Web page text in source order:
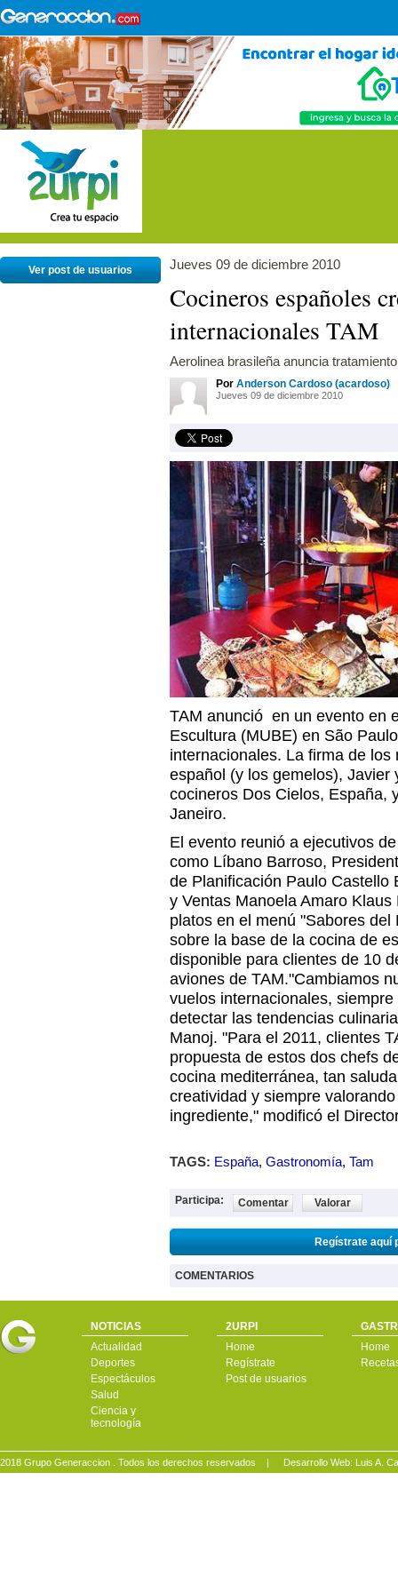
Ver post de usuarios Jueves 09 de diciembre 2010
Cocineros españoles
internacionales TAM
Aerolinea brasileña anuncia
Por Anderson Cardoso (acardoso)
Jueves 09 de diciembre 2010
TAM anunció en un evento en
Escultura (MUBE) en São
internacionales. La firma de
español (y los gemelos), Javier
cocineros Dos Cielos, España,
Janeiro.
El evento reunió a ejecutivos
como Líbano Barroso,
de Planificación Paulo Castello
y Ventas Manoela Amaro
platos en el menú "Sabores
sobre la base de la cocina de
disponible para clientes de 10
aviones de TAM."Cambiamos
vuelos internacionales,
detectar las tendencias
Manoj. "Para el 2011, clientes
propuesta de estos dos chefs
cocina mediterránea, tan
creatividad y siempre
ingrediente," modificó el
TAGS: España, Gastronomía, Tam
Participa: Comentar Valorar
Regístrate aquí
COMENTARIOS
NOTICIAS
Actualidad
Deportes
Espectáculos
Salud
Ciencia y
tecnología
2URPI
Home
Regístrate
Post de usuarios
Home
2018 Grupo Generaccion . Todos los derechos reservados | Desarrollo Web: Luis